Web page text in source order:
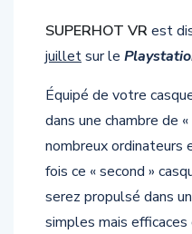
SUPERHOT VR est
juilletsur le
Équipé de votre
dans une chambre de
nombreux ordinateurs
fois ce « second »
serez propulsé dans
simples mais